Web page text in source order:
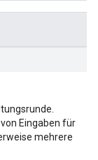
Eingaben für
mehrere